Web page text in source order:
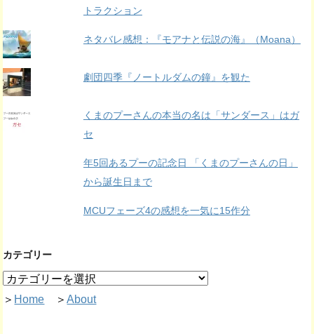
トラクション
ネタバレ感想：『モアナと伝説の海』（Moana）
劇団四季『ノートルダムの鐘』を観た
くまのプーさんの本当の名は「サンダース」はガ
セ
年5回あるプーの記念日 「くまのプーさんの日」
から誕生日まで
MCUフェーズ4の感想を一気に15作分
カテゴリー
＞ Home ＞About